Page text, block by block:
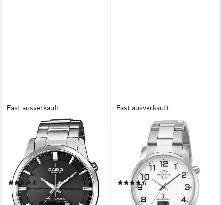
Fast ausverkauft
CASIO FUNK
Funkchronograph LCW-
M170D-1AER, Solaruhr,
Armbanduhr, Herrenuhr,
Funkuhr, Edelstahlarmband,
Saphirglas
(94)
221,61 € UVP249,00 €
Fast ausverkauft
MASTER TIME
Funkuhr Basic MTGA-10300-
12M, Armbanduhr, Quarzuhr,
Herrenuhr, Datum,
Edelstahlarmband
(110)
ab 53,36 € UVP 59,95 €